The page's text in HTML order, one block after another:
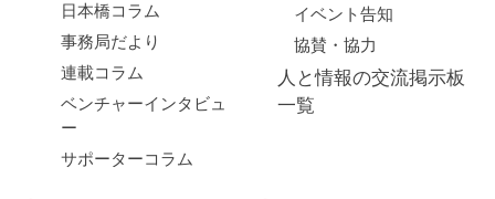
日本橋コラム
事務局だより
連載コラム
ベンチャーインタビュ
ー
サポーターコラム
イベント告知
協賛・協力
人と情報の交流掲示板
一覧